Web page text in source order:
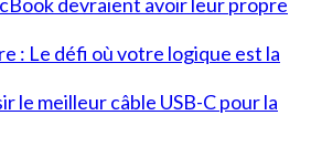
: Le défi où votre logique est la
le meilleur câble USB-C pour la